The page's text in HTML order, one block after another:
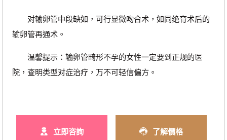
对输卵管中段缺如，可行显微吻合术，如同绝育术后的
输卵管再通术。
温馨提示：输卵管畸形不孕的女性一定要到正规的医
院，查明类型对症治疗，万不可轻信偏方。
立即咨詢 了解價格